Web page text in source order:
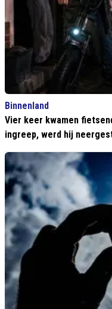
Binnenland
Vier keer kwamen
ingreep, werd hij